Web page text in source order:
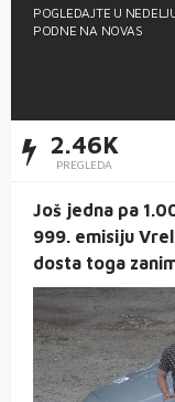
POGLEDAJTE U
PODNE NA NOVAS
2.46K
PREGLEDA
Još jedna pa
999. emisiju
dosta toga